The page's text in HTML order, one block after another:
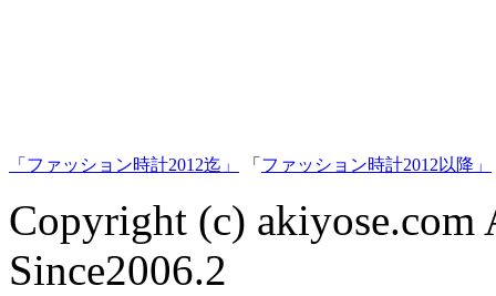
「ファッション時計2012迄」 「 ファッション時計2012以降」
Copyright (c) akiyose.com
Since2006.2